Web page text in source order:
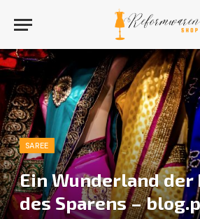
SAREE
Ein Wunderland der
des Sparens –